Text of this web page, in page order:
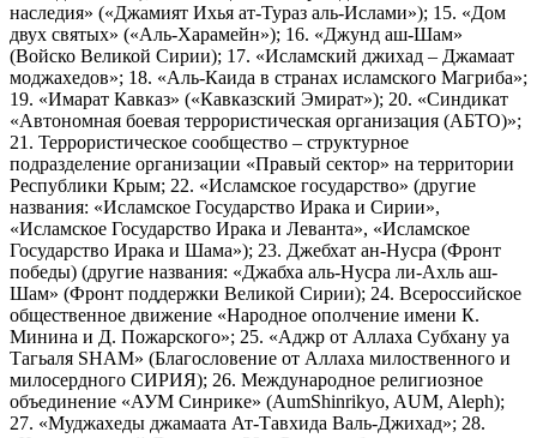
наследия» («Джамият Ихья ат-Тураз аль-Ислами»); 15. «Дом
двух святых» («Аль-Харамейн»); 16. «Джунд аш-Шам»
(Войско Великой Сирии); 17. «Исламский джихад – Джамаат
моджахедов»; 18. «Аль-Каида в странах исламского Магриба»;
19. «Имарат Кавказ» («Кавказский Эмират»); 20. «Синдикат
«Автономная боевая террористическая организация (АБТО)»;
21. Террористическое сообщество – структурное
подразделение организации «Правый сектор» на территории
Республики Крым; 22. «Исламское государство» (другие
названия: «Исламское Государство Ирака и Сирии»,
«Исламское Государство Ирака и Леванта», «Исламское
Государство Ирака и Шама»); 23. Джебхат ан-Нусра (Фронт
победы) (другие названия: «Джабха аль-Нусра ли-Ахль аш-
Шам» (Фронт поддержки Великой Сирии); 24. Всероссийское
общественное движение «Народное ополчение имени К.
Минина и Д. Пожарского»; 25. «Аджр от Аллаха Субхану уа
Тагьаля SHAM» (Благословение от Аллаха милоственного и
милосердного СИРИЯ); 26. Международное религиозное
объединение «АУМ Синрике» (AumShinrikyo, AUM, Aleph);
27. «Муджахеды джамаата Ат-Тавхида Валь-Джихад»; 28.